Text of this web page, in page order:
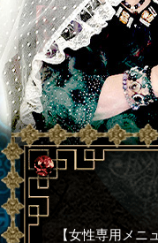
【女性専用メ